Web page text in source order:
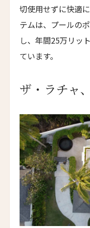
コンヴェント・フ
パイン・ツリーズ・
ウィンズローズ・
Winslow's Bungalows
ライトハウス・ホ
Lighthouse Hotel
エラズ・コテージズ
Ella's Cottages
リドリー・ハウス
Ridley House
アゼライ・ケーガ
Azerai Ke Ga Bay
切使用せずに快適
テムは、プールの
し、年間25万リッ
ています。
ザ・ラチャ